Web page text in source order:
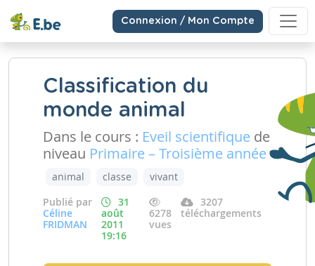
Connexion / Mon Compte
Classification du
monde animal
Dans le cours : Eveil scientifique de
niveau Primaire – Troisième année
animal classe
vivant
Publié par
Céline
FRIDMAN
31
août
2011
19:16
6278
vues
3207
téléchargements